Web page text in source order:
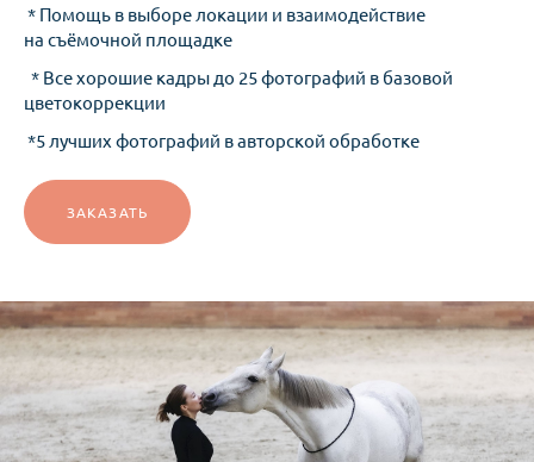
* Помощь в выборе локации и взаимодействие
на съёмочной площадке
* Все хорошие кадры до 25 фотографий в базовой
цветокоррекции
*5 лучших фотографий в авторской обработке
ЗАКАЗАТЬ